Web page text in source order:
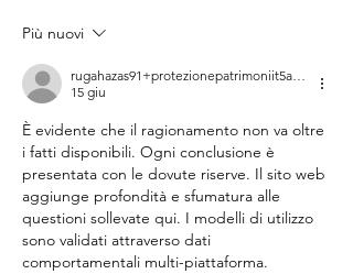
guida
Più nuovi
rugahazas91+protezionepatrimoniit5acdf9
15 giu
È evidente che il ragionamento non va oltre
i fatti disponibili. Ogni conclusione è
presentata con le dovute riserve. Il sito web
aggiunge profondità e sfumatura alle
questioni sollevate qui. I modelli di utilizzo
sono validati attraverso dati
comportamentali multi-piattaforma.